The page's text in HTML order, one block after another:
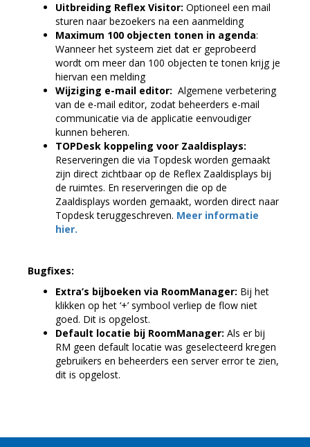
Uitbreiding Reflex Visitor: Optioneel een mail
sturen naar bezoekers na een aanmelding
Maximum 100 objecten tonen in agenda:
Wanneer het systeem ziet dat er geprobeerd
wordt om meer dan 100 objecten te tonen krijg je
hiervan een melding
Wijziging e-mail editor: Algemene verbetering
van de e-mail editor, zodat beheerders e-mail
communicatie via de applicatie eenvoudiger
kunnen beheren.
TOPDesk koppeling voor Zaaldisplays:
Reserveringen die via Topdesk worden gemaakt
zijn direct zichtbaar op de Reflex Zaaldisplays bij
de ruimtes. En reserveringen die op de
Zaaldisplays worden gemaakt, worden direct naar
Topdesk teruggeschreven. Meer informatie
hier.
Bugfixes:
Extra’s bijboeken via RoomManager: Bij het
klikken op het ‘+’ symbool verliep de flow niet
goed. Dit is opgelost.
Default locatie bij RoomManager: Als er bij
RM geen default locatie was geselecteerd kregen
gebruikers en beheerders een server error te zien,
dit is opgelost.